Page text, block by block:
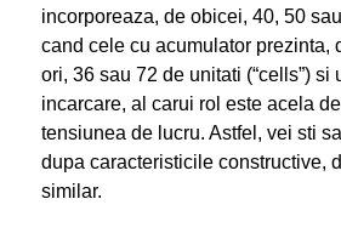
incorporeaza, de obicei, 40, 50
cand cele cu acumulator prezinta,
ori, 36 sau 72 de unitati (“cells”) si
incarcare, al carui rol este acela
tensiunea de lucru. Astfel, vei sti
dupa caracteristicile constructive,
similar.